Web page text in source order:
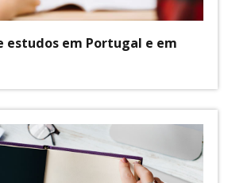
estudos em Portugal e em